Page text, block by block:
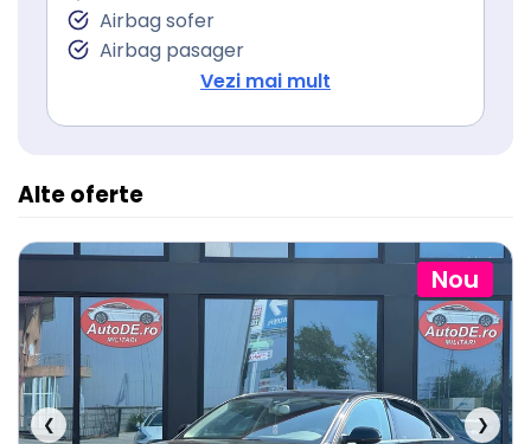
Servodirecţie
Airbag sofer
Airbag pasager
Isofix (puncte de prindere a scaunului
Vezi mai mult
Alte oferte
Nou
❮ ❯